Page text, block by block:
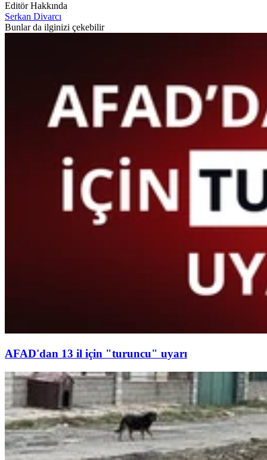
Editör Hakkında
Serkan Divarcı
Bunlar da ilginizi çekebilir
AFAD'dan 13 il için "turuncu" uyarı